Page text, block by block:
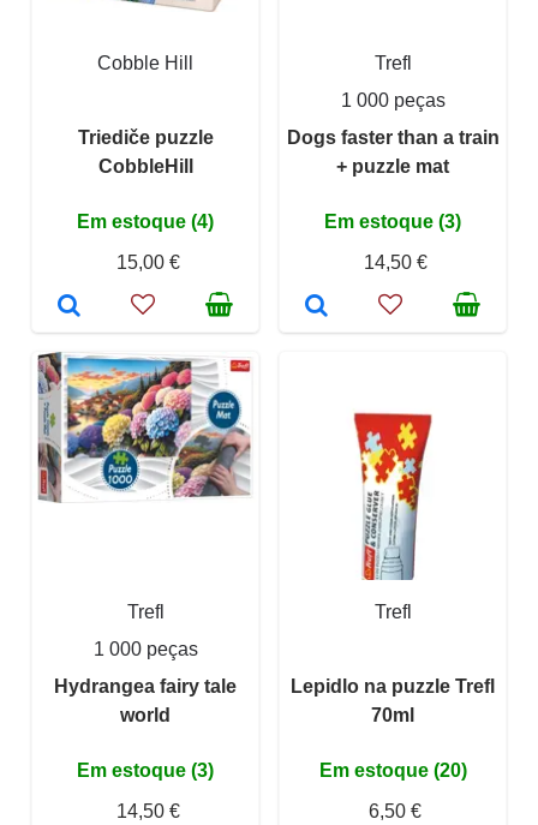
Cobble Hill
Triediče puzzle
CobbleHill
Em estoque (4)
15,00 €
Trefl
1 000 peças
Dogs faster than a train
+ puzzle mat
Em estoque (3)
14,50 €
Trefl
1 000 peças
Hydrangea fairy tale
world
Em estoque (3)
14,50 €
Trefl
Lepidlo na puzzle Trefl
70ml
Em estoque (20)
6,50 €